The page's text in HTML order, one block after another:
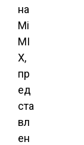
на
Mi
MI
X,
пр
ед
ста
вл
ен